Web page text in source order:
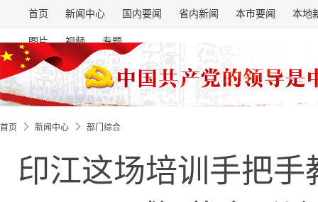
首页 新闻中心 国内要闻 省内新闻 本市要闻 本地
图片 视频 专题
首页 新闻中心 部门综合
印江这场培训手把手